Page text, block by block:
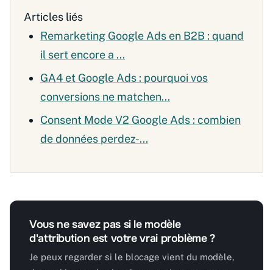
Articles liés
Remarketing Google Ads en B2B : quand
il sert encore a ...
GA4 et Google Ads : pourquoi vos
conversions ne matchen...
Consent Mode V2 Google Ads : combien
de données perdez-...
Vous ne savez pas si le modèle
d'attribution est votre vrai problème ?
Je peux regarder si le blocage vient du modèle,